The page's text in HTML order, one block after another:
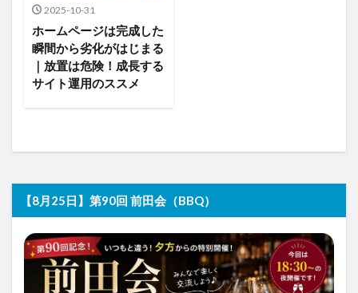
2025-10-31
ホームページは完成した
瞬間から劣化がはじまる
｜放置は危険！成長する
サイト運用のススメ
【8月25日】第90回 前田会（BBQ）